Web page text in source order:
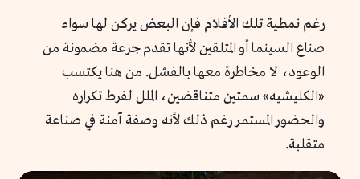
رغم نمطية تلك الأفلام فإن البعض يركن لها سواء
صناع السينما أو المتلقين لأنها تقدم جرعة مضمونة من
الوعود، لا مخاطرة معها بالفشل. من هنا يكتسب
«الكليشيه» سمتين متناقضين، الملل لفرط تكراره
والحضور المستمر رغم ذلك لأنه وصفة آمنة في صناعة
متقلبة.